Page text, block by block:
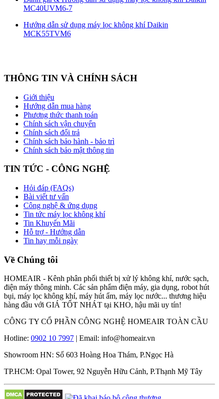
MC40UVM6-7
Hướng dẫn sử dụng máy lọc không khí Daikin
MCK55TVM6
THÔNG TIN VÀ CHÍNH SÁCH
Giới thiệu
Hướng dẫn mua hàng
Phương thức thanh toán
Chính sách vận chuyển
Chính sách đổi trả
Chính sách bảo hành - bảo trì
Chính sách bảo mật thông tin
TIN TỨC - CÔNG NGHỆ
Hỏi đáp (FAQs)
Bài viết tư vấn
Công nghệ & ứng dụng
Tin tức máy lọc không khí
Tin Khuyến Mãi
Hỗ trợ - Hướng dẫn
Tin hay mỗi ngày
Về Chúng tôi
HOMEAIR - Kênh phân phối thiết bị xử lý không khí, nước sạch,
điện máy thông minh. Các sản phẩm điện máy, gia dụng, robot hút
bụi, máy lọc không khí, máy hút ẩm, máy lọc nước... thương hiệu
hàng đầu với GIÁ TỐT NHÁT tại KHO, hậu mãi uy tín!
CÔNG TY CỔ PHẦN CÔNG NGHỆ HOMEAIR TOÀN CẦU
Hotline: 0902 10 7997 | Email: info@homeair.vn
Showroom HN: Số 603 Hoàng Hoa Thám, P.Ngọc Hà
TP.HCM: Opal Tower, 92 Nguyễn Hữu Cảnh, P.Thạnh Mỹ Tây